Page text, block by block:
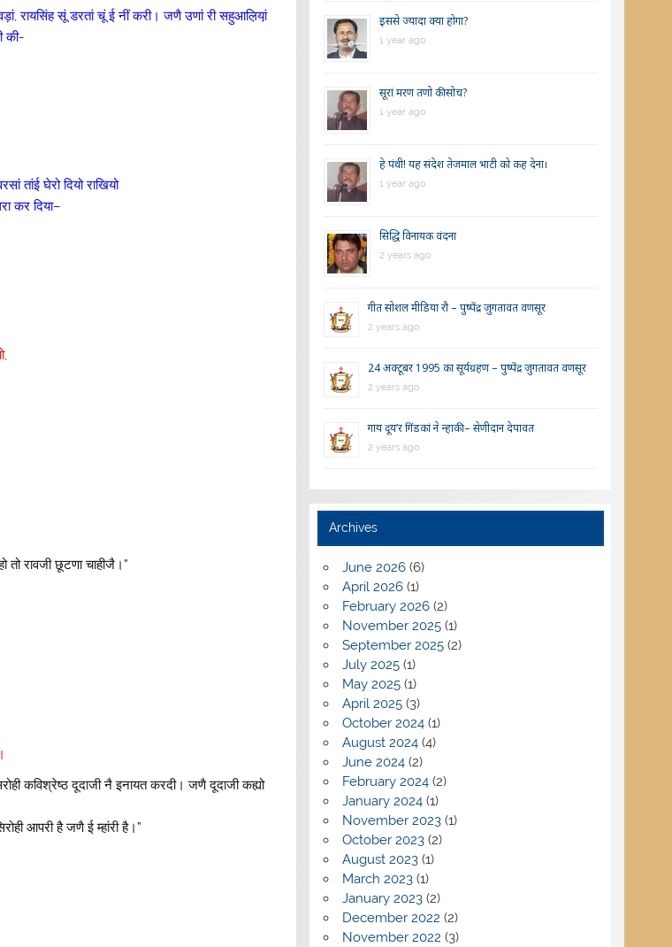
रायसिंह सूं डरतां चूं ई नीं करी। जणै उणां री सहुआल़िया़ं
की-
तांई घेरो दियो राखियो
कर दिया–
तो रावजी छूटणा चाहीजै।”
कविश्रेष्ठ दूदाजी नै इनायत करदी। जणै दूदाजी कह्यो
आपरी है जणै ई म्हांरी है।”
इससे ज्यादा क्या होगा?
1 year ago
सूरां मरण तणो की सोच?
1 year ago
हे पंथी! यह संदेश तेजमाल भाटी को कह देना।
1 year ago
सिद्धि विनायक वंदना
2 years ago
गीत सोशल मीडिया रौ – पुष्पेंद्र जुगतावत वणसूर
2 years ago
24 अक्टूबर 1995 का सूर्यग्रहण – पुष्पेंद्र जुगतावत वणसूर
2 years ago
गाय दूय’र गिंडकां ने न्हाकी – सेणीदान देपावत
2 years ago
Archives
June 2026(6)
April 2026(1)
February 2026(2)
November 2025(1)
September 2025(2)
July 2025(1)
May 2025(1)
April 2025(3)
October 2024(1)
August 2024(4)
June 2024(2)
February 2024(2)
January 2024(1)
November 2023(1)
October 2023(2)
August 2023(1)
March 2023(1)
January 2023(2)
December 2022 (2)
November 2022 (3)